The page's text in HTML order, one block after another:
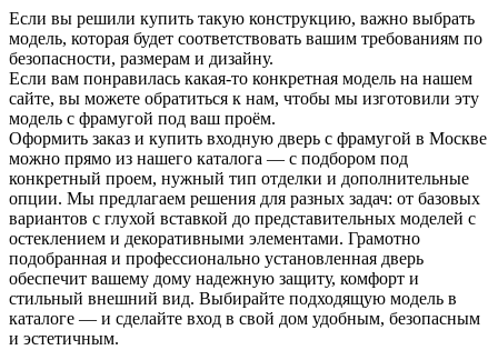
Если вы решили купить такую конструкцию, важно выбрать
модель, которая будет соответствовать вашим требованиям по
безопасности, размерам и дизайну.
Если вам понравилась какая-то конкретная модель на нашем
сайте, вы можете обратиться к нам, чтобы мы изготовили эту
модель с фрамугой под ваш проём.
Оформить заказ и купить входную дверь с фрамугой в Москве
можно прямо из нашего каталога — с подбором под
конкретный проем, нужный тип отделки и дополнительные
опции. Мы предлагаем решения для разных задач: от базовых
вариантов с глухой вставкой до представительных моделей с
остеклением и декоративными элементами. Грамотно
подобранная и профессионально установленная дверь
обеспечит вашему дому надежную защиту, комфорт и
стильный внешний вид. Выбирайте подходящую модель в
каталоге — и сделайте вход в свой дом удобным, безопасным
и эстетичным.